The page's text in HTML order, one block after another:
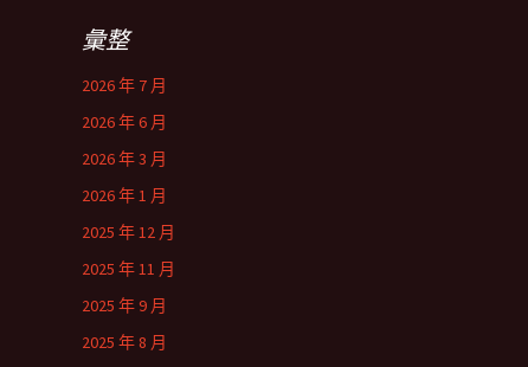
彙整
2026 年 7 月
2026 年 6 月
2026 年 3 月
2026 年 1 月
2025 年 12 月
2025 年 11 月
2025 年 9 月
2025 年 8 月